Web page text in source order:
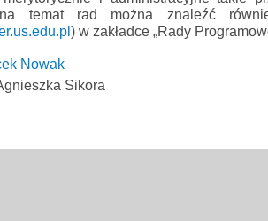
temat rad można znaleźć
) w zakładce „Rady
Nowak
Sikora